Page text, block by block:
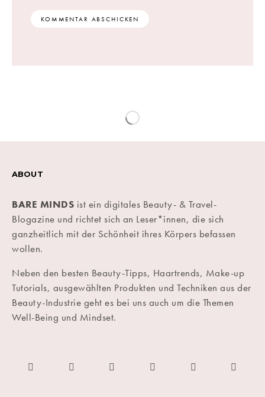
ABOUT
BARE MINDS ist ein digitales Beauty- & Travel-
Blogazine und richtet sich an Leser*innen, die sich
ganzheitlich mit der Schönheit ihres Körpers befassen
wollen.
Neben den besten Beauty-Tipps, Haartrends, Make-up
Tutorials, ausgewählten Produkten und Techniken aus der
Beauty-Industrie geht es bei uns auch um die Themen
Well-Being und Mindset.